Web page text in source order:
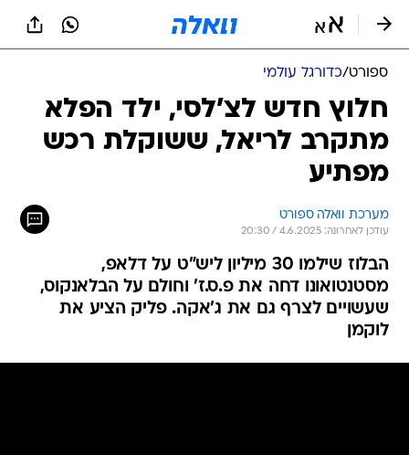
ספורט/כדורגל עולמי
חלוץ חדש לצ'לסי, ילד הפלא
מתקרב לריאל, ששוקלת רכש
מפתיע
מערכת וואלה ספורט
עודכן לאחרונה: 4.6.2025 / 20:30
הבלוז שילמו 30 מיליון ליש"ט על דלאפ,
מסטנטואונו דחה את פ.ס.ז' וחולם על הבלאנקוס,
שעשויים לצרף גם את ג'אקה. פליק הציע את
לוקמן